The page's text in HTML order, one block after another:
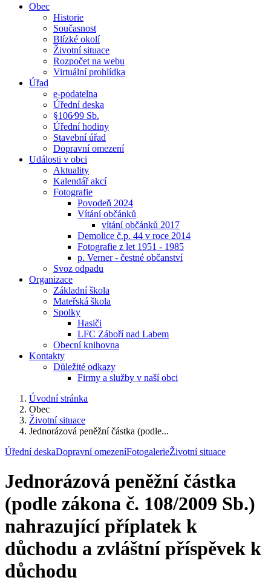
Obec
Historie
Současnost
Blízké okolí
Životní situace
Rozpočet na webu
Virtuální prohlídka
Úřad
e-podatelna
Úřední deska
§106⁄99 Sb.
Úřední hodiny
Stavební úřad
Dopravní omezení
Události v obci
Aktuality
Kalendář akcí
Fotografie
Povodeň 2024
Vítání občánků
vítání občánků 2017
Demolice č.p. 44 v roce 2014
Fotografie z let 1951 - 1985
p. Verner - čestné občanství
Svoz odpadu
Organizace
Základní škola
Mateřská škola
Spolky
Hasiči
LFC Záboří nad Labem
Obecní knihovna
Kontakty
Důležité odkazy
Firmy a služby v naší obci
Úvodní stránka
Obec
Životní situace
Jednorázová peněžní částka (podle...
Úřední deskaDopravní omezeníFotogalerieŽivotní situace
Jednorázová peněžní částka
(podle zákona č. 108/2009 Sb.)
nahrazující příplatek k
důchodu a zvláštní příspěvek k
důchodu